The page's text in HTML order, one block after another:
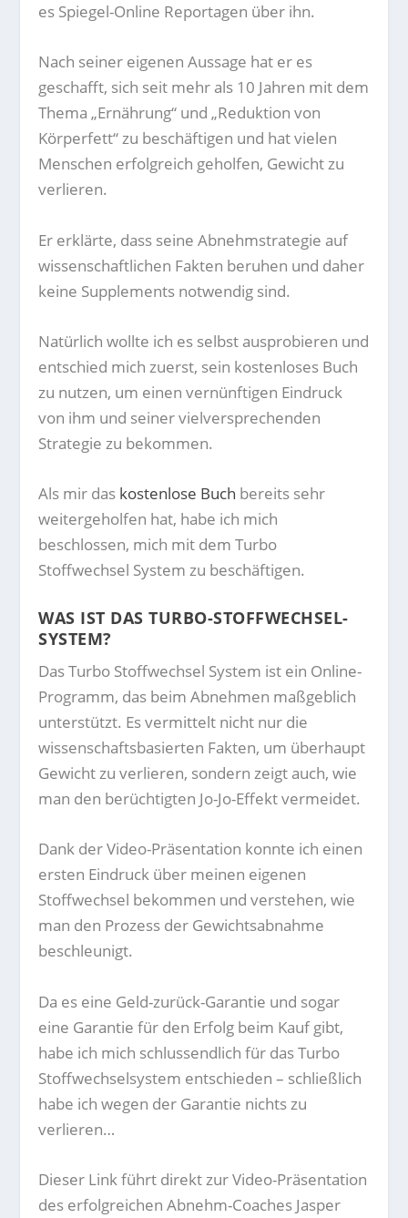
es Spiegel-Online Reportagen über ihn.
Nach seiner eigenen Aussage hat er es
geschafft, sich seit mehr als 10 Jahren mit dem
Thema „Ernährung“ und „Reduktion von
Körperfett“ zu beschäftigen und hat vielen
Menschen erfolgreich geholfen, Gewicht zu
verlieren.
Er erklärte, dass seine Abnehmstrategie auf
wissenschaftlichen Fakten beruhen und daher
keine Supplements notwendig sind.
Natürlich wollte ich es selbst ausprobieren und
entschied mich zuerst, sein kostenloses Buch
zu nutzen, um einen vernünftigen Eindruck
von ihm und seiner vielversprechenden
Strategie zu bekommen.
Als mir das kostenlose Buch bereits sehr
weitergeholfen hat, habe ich mich
beschlossen, mich mit dem Turbo
Stoffwechsel System zu beschäftigen.
WAS IST DAS TURBO-STOFFWECHSEL-
SYSTEM?
Das Turbo Stoffwechsel System ist ein Online-
Programm, das beim Abnehmen maßgeblich
unterstützt. Es vermittelt nicht nur die
wissenschaftsbasierten Fakten, um überhaupt
Gewicht zu verlieren, sondern zeigt auch, wie
man den berüchtigten Jo-Jo-Effekt vermeidet.
Dank der Video-Präsentation konnte ich einen
ersten Eindruck über meinen eigenen
Stoffwechsel bekommen und verstehen, wie
man den Prozess der Gewichtsabnahme
beschleunigt.
Da es eine Geld-zurück-Garantie und sogar
eine Garantie für den Erfolg beim Kauf gibt,
habe ich mich schlussendlich für das Turbo
Stoffwechselsystem entschieden – schließlich
habe ich wegen der Garantie nichts zu
verlieren…
Dieser Link führt direkt zur Video-Präsentation
des erfolgreichen Abnehm-Coaches Jasper